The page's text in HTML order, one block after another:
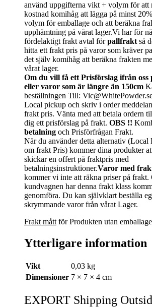
använd uppgifterna vikt + volym för att
kostnad komihåg att lägga på minst
volym för emballage och att beräkna
upphämtning på vårat lager.Vi har för
fördelaktigt frakt avtal förpallfrakt så
hitta ett frakt pris på varor som kräver
det själv komihåg att beräkna frakten
vårat lager.
Om du vill få ett Prisförslag ifrån oss
eller varor som är längre än 150cm
beställningen Till:
Local pickup och skriv i order
frakt pris. Vänta med att betala ordern
dig ett prisförslag på frakt. OBS !!
betalning och Prisförfrågan Frakt.
När du använder detta alternativ (Local
om frakt Pris) kommer dina produkter
skickar en offert på fraktpris med
betalningsinstruktioner.Varor med
kommer vi inte att räkna priser på frakt.
kundvagnen har denna frakt klass
genomföra. Du kan självklart beställa
skrymmande varor från vårat Lager.
Frakt mått för Produkten utan emballage
Ytterligare information
Vikt
0,03 kg
Dimensioner 7 × 7 × 4 cm
EXPORT Shipping